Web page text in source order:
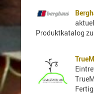
single
Holster-
Produktkatalog